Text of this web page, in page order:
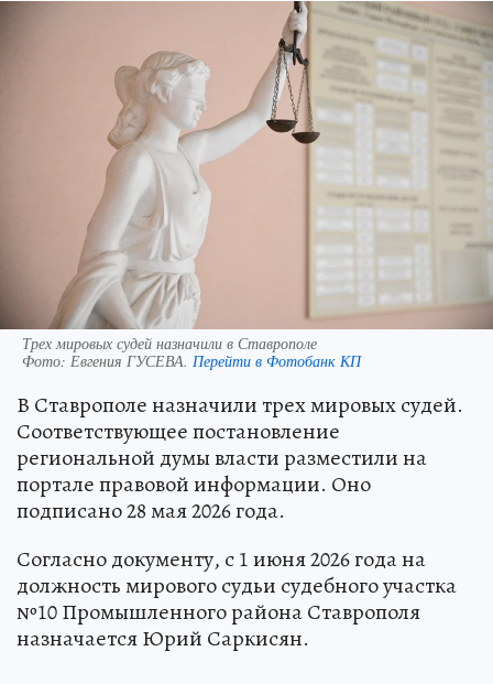
Трех мировых судей назначили в Ставрополе
Фото: Евгения ГУСЕВА. Перейти в Фотобанк КП
В Ставрополе назначили трех мировых судей.
Соответствующее постановление
региональной думы власти разместили на
портале правовой информации. Оно
подписано 28 мая 2026 года.
Согласно документу, с 1 июня 2026 года на
должность мирового судьи судебного участка
№10 Промышленного района Ставрополя
назначается Юрий Саркисян.